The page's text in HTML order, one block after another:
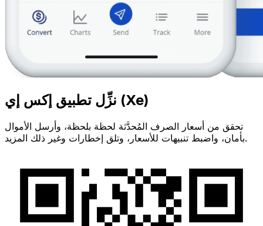
نزِّل تطبيق إكس إي (Xe)
تحقق من أسعار الصرف المُحدَّثة لحظة بلحظة، وأرسل الأموال
بأمان، واضبط تنبيهات للأسعار، وتلق إخطارات وغير ذلك المزيد.